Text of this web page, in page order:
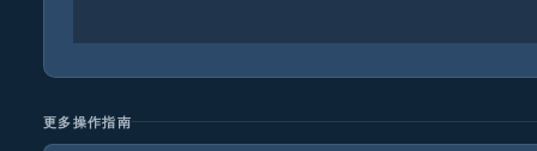
更多操作指南